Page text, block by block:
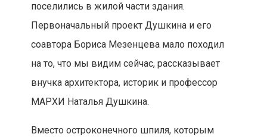
поселились в жилой части здания.
Первоначальный проект Душкина и его
соавтора Бориса Мезенцева мало походил
на то, что мы видим сейчас, рассказывает
внучка архитектора, историк и профессор
МАРХИ Наталья Душкина.
Вместо остроконечного шпиля, которым